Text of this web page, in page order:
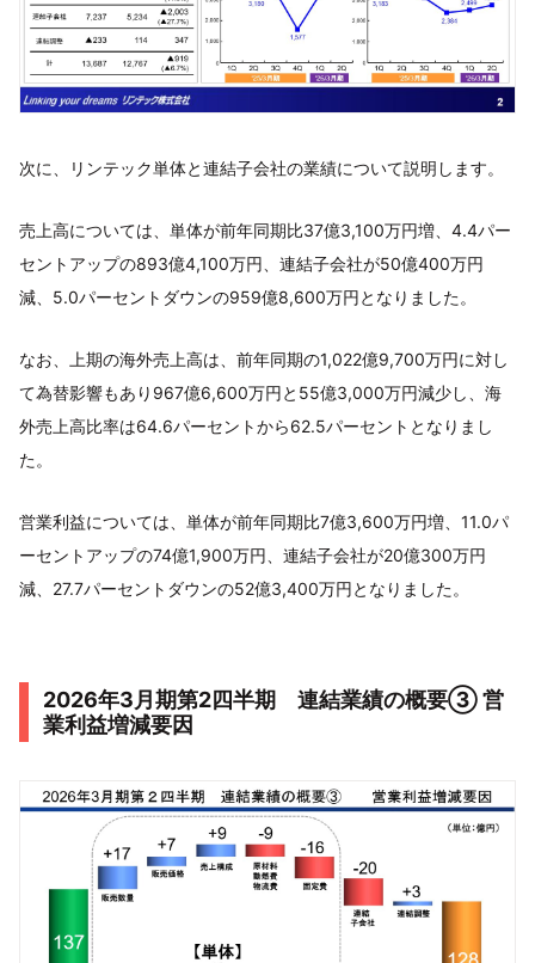
次に、リンテック単体と連結子会社の業績について説明します。
売上高については、単体が前年同期比37億3,100万円増、4.4パー
セントアップの893億4,100万円、連結子会社が50億400万円
減、5.0パーセントダウンの959億8,600万円となりました。
なお、上期の海外売上高は、前年同期の1,022億9,700万円に対し
て為替影響もあり967億6,600万円と55億3,000万円減少し、海
外売上高比率は64.6パーセントから62.5パーセントとなりまし
た。
営業利益については、単体が前年同期比7億3,600万円増、11.0パ
ーセントアップの74億1,900万円、連結子会社が20億300万円
減、27.7パーセントダウンの52億3,400万円となりました。
2026年3月期第2四半期 連結業績の概要③ 営
業利益増減要因